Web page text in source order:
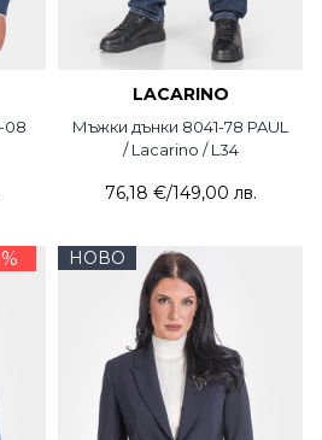
08
LACARINO
Мъжки дънки 8041-78 PAUL
/ Lacarino / L34
76,18 €/149,00 лв.
НОВО